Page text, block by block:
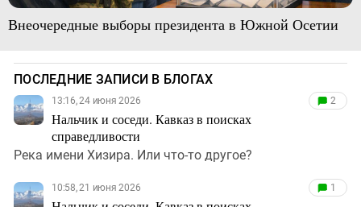
Внеочередные выборы президента в Южной Осетии
ПОСЛЕДНИЕ ЗАПИСИ В БЛОГАХ
13:16, 24 июня 2026
Нальчик и соседи. Кавказ в поисках
справедливости
2
Река имени Хизира. Или что-то другое?
10:58, 21 июня 2026 1